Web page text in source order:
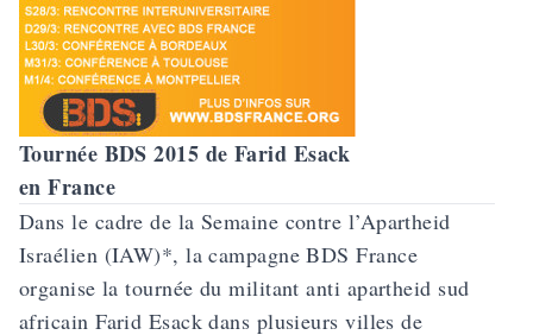
Tournée BDS 2015 de Farid Esack
en France
Dans le cadre de la Semaine contre l’Apartheid
Israélien (IAW)*, la campagne BDS France
organise la tournée du militant anti apartheid sud
africain Farid Esack dans plusieurs villes de